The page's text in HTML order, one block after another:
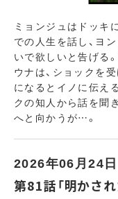
ミョンジュはドッキ
での人生を話し、ヨ
いで欲しいと告げる
ウナは、ショックを
になるとイノに伝え
クの知人から話を聞
へと向かうが…。
2026年06月24
第81話「明かされ